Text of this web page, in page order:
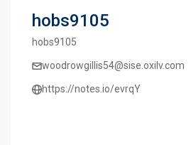
hobs9105
hobs9105
woodrowgillis54@sise.oxilv.com
https://notes.io/evrqY